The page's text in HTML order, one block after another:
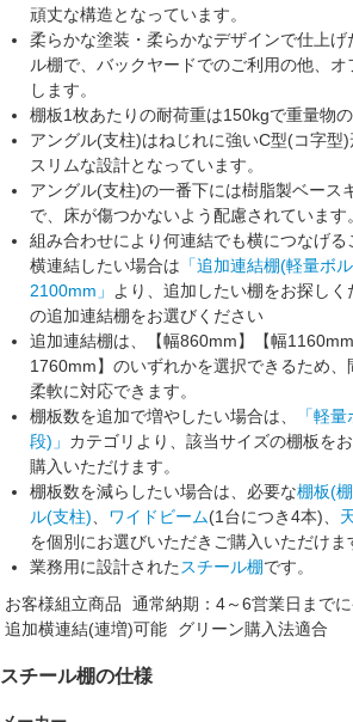
頑丈な構造となっています。
柔らかな塗装・柔らかなデザインで仕上げ
ル棚で、バックヤードでのご利用の他、オ
します。
棚板1枚あたりの耐荷重は150kgで重量物
アングル(支柱)はねじれに強いC型(コ字型)
スリムな設計となっています。
アングル(支柱)の一番下には樹脂製ベース
で、床が傷つかないよう配慮されています。
組み合わせにより何連結でも横につなげる
横連結したい場合は 「追加連結棚(軽量ボ
2100mm」
より、追加したい棚をお探しく
の追加連結棚をお選びください
追加連結棚は、
【幅860mm】【幅
1760mm】 のいずれかを選択できるため、
柔軟に対応できます。
棚板数を追加で増やしたい場合は、
「軽
段)」 カテゴリより、該当サイズの棚板を
購入いただけます。
棚板数を減らしたい場合は、必要な棚板(
ル(支柱)
ワイドビーム(1台につき4本)、
を個別にお選びいただきご購入いただけま
業務用に設計された スチール棚です。
お客様組立商品
通常納期：4～6営業日まで
追加横連結(連増)可能
グリーン購入法適合
スチール棚の仕様